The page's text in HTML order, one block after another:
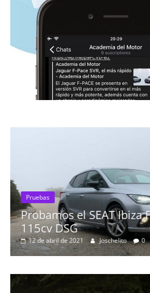
Pruebas
Probamos el SEAT Ibiza
115cv DSG
12 de abril de 2021 Joschelito 0